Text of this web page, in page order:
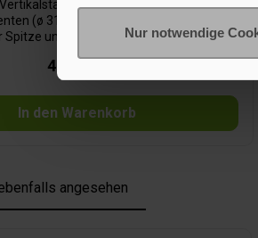
Nur notwendige
aus eloxiertem Aluminium
(ø 31/26/21 mm). Ausgestattet mit
Spitze und einer stabilen Basis.
43,90 €*
In den Warenkorb
angesehen